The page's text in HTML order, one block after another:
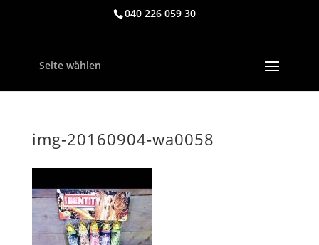
040 226 059 30
Seite wählen
img-20160904-wa0058